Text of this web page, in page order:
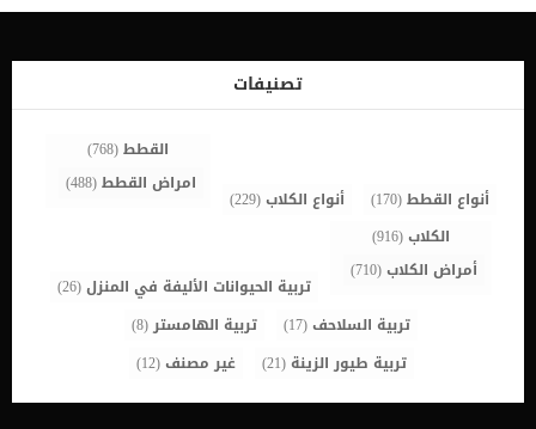
الأسنان البالغة داخل الفك وتبدأ في الضغط على جذور أسنان الجرو
أشهر. اقرا ايضا: اضطراب مينا الاسنان عند الكلاب وعلاجه أليك 3 خطوات
للعناية بأسنان جروك اثناء التسنين 1_ حاول ان تحمى منزلك من كل شئ
قابل للمضغ او الكسر او التدمير. تأكد من […]
تصنيفات
أنواع القطط(170) أنواع الكلاب(229)
القطط(768)
امراض القطط(488)
الكلاب(916)
أمراض الكلاب(710)
تربية الحيوانات الأليفة في المنزل(26)
تربية السلاحف(17) تربية الهامستر(8)
تربية طيور الزينة (21) غير مصنف(12)